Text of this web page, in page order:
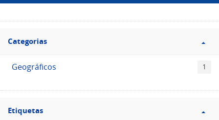
Filtro
Categorias
Categorias
Geográficos 1
Filtro
Etiquetas